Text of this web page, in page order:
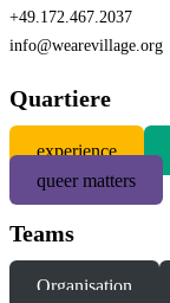
+49.172.467.2037
info@wearevillage.org
Quartiere
experience
queer matters
Teams
Organisation